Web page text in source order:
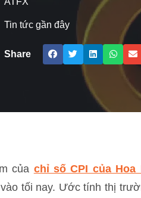
Tin tức gần đây
Share
của chỉ số CPI của Hoa
tối nay. Ước tính thị